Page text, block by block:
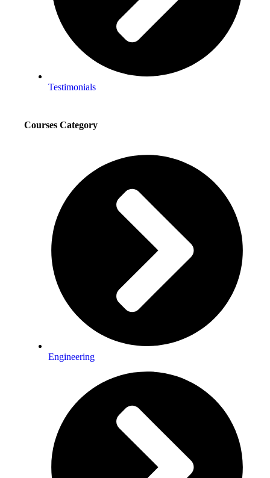
Testimonials
Courses Category
Engineering